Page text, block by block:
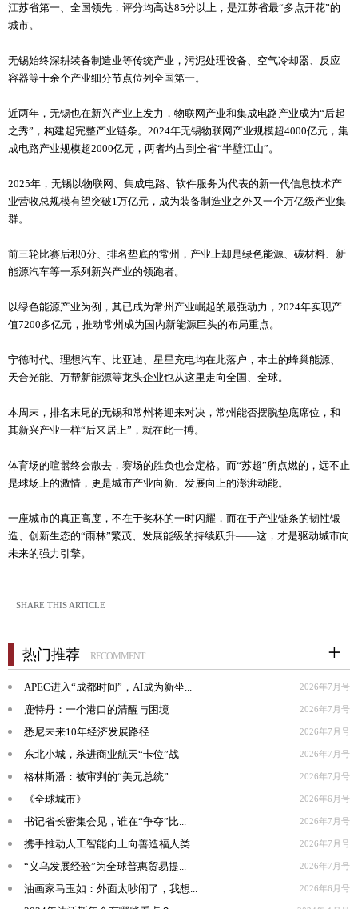
江苏省第一、全国领先，评分均高达85分以上，是江苏省最“多点开花”的
城市。
无锡始终深耕装备制造业等传统产业，污泥处理设备、空气冷却器、反应
容器等十余个产业细分节点位列全国第一。
近两年，无锡也在新兴产业上发力，物联网产业和集成电路产业成为“后起
之秀”，构建起完整产业链条。2024年无锡物联网产业规模超4000亿元，集
成电路产业规模超2000亿元，两者均占到全省“半壁江山”。
2025年，无锡以物联网、集成电路、软件服务为代表的新一代信息技术产
业营收总规模有望突破1万亿元，成为装备制造业之外又一个万亿级产业集
群。
前三轮比赛后积0分、排名垫底的常州，产业上却是绿色能源、碳材料、新
能源汽车等一系列新兴产业的领跑者。
以绿色能源产业为例，其已成为常州产业崛起的最强动力，2024年实现产
值7200多亿元，推动常州成为国内新能源巨头的布局重点。
宁德时代、理想汽车、比亚迪、星星充电均在此落户，本土的蜂巢能源、
天合光能、万帮新能源等龙头企业也从这里走向全国、全球。
本周末，排名末尾的无锡和常州将迎来对决，常州能否摆脱垫底席位，和
其新兴产业一样“后来居上”，就在此一搏。
体育场的喧嚣终会散去，赛场的胜负也会定格。而“苏超”所点燃的，远不止
是球场上的激情，更是城市产业向新、发展向上的澎湃动能。
一座城市的真正高度，不在于奖杯的一时闪耀，而在于产业链条的韧性锻
造、创新生态的“雨林”繁茂、发展能级的持续跃升——这，才是驱动城市向
未来的强力引擎。
SHARE THIS ARTICLE
热门推荐 RECOMMENT
APEC进入“成都时间”，AI成为新坐... 2026年7月号
鹿特丹：一个港口的清醒与困境 2026年7月号
悉尼未来10年经济发展路径 2026年7月号
东北小城，杀进商业航天“卡位”战 2026年7月号
格林斯潘：被审判的“美元总统” 2026年7月号
《全球城市》 2026年6月号
书记省长密集会见，谁在“争夺”比... 2026年7月号
携手推动人工智能向上向善造福人类 2026年7月号
“义乌发展经验”为全球普惠贸易提... 2026年7月号
油画家马玉如：外面太吵闹了，我想... 2026年6月号